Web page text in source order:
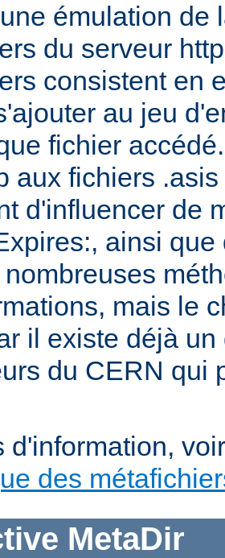
émulation de
du serveur
consistent en
au jeu
fichier
aux fichiers
d'influencer de
ainsi
mais le
il existe déjà
du CERN qui
d'information,
des
MetaDir